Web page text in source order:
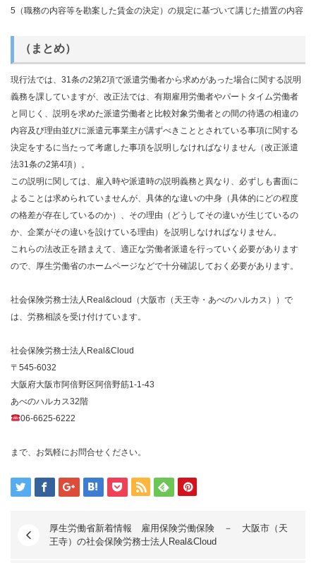
5（職務の内容等を勘案した賃金の決定）の規定に基づいて講じた措置の内容
（まとめ）
現行法では、31条の2第2項で派遣労働者から求めがあった場合に関する説明
義務を課していますが、改正法では、有期雇用労働者やパートタイム労働者
と同じく、説明を求めた派遣労働者と比較対象労働者との間の待遇の相違の
内容及び理由並びに派遣元事業主が講ずべきこととされている事項に関する
決定をするに当たって考慮した事項を説明しなければなりません（改正派遣
法31条の2第4項）。
この説明に関しては、雇入時や派遣時の説明義務と異なり、必ずしも書面に
よることは求められていませんが、具体的な違いの中身（具体的にどの程度
の格差が存在しているのか）、その理由（どうしてその違いが生じているの
か、企業がその違いを設けている理由）を説明しなければなりません。
これらの法改正を踏まえて、適正な労働者派遣を行っていく必要があります
ので、厚生労働省のホームページなどで十分確認しておく必要があります。
社会保険労務士法人Real&cloud（大阪市（天王寺・あべのハルカス））で
は、労務相談を受け付けています。
社会保険労務士法人Real&Cloud
〒545-6032
大阪府大阪市阿倍野区阿倍野筋1-1-43
あべのハルカス32階
06-6625-6222
まで、お気軽にお問合せください。
厚生労働省新着情報 雇用保険労働保険 － 大阪市（天
王寺）の社会保険労務士法人Real&Cloud